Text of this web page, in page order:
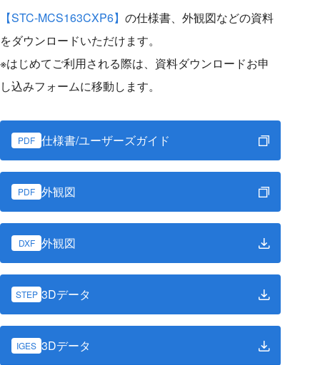
【STC-MCS163CXP6】 の仕様書、外観図などの資料
をダウンロードいただけます。
※はじめてご利用される際は、資料ダウンロードお申
し込みフォームに移動します。
PDF 仕様書/ユーザーズガイド
PDF 外観図
DXF 外観図
STEP 3Dデータ
IGES 3Dデータ